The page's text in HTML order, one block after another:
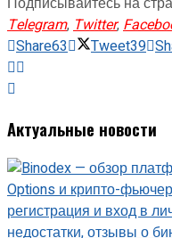
Telegram,Twitter,
Share63 Tweet39
Актуальные новости